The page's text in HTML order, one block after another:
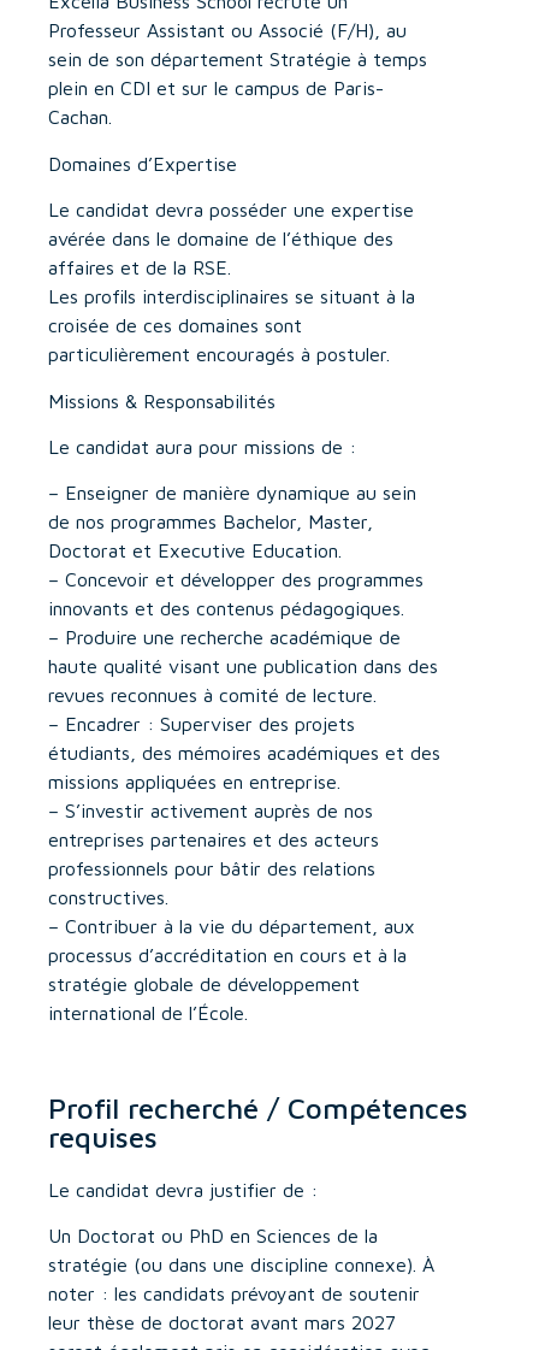
Professeur Assistant ou Associé (F/H), au
sein de son département Stratégie à temps
plein en CDI et sur le campus de Paris-
Cachan.
Domaines d’Expertise
Le candidat devra posséder une expertise
avérée dans le domaine de l’éthique des
affaires et de la RSE.
Les profils interdisciplinaires se situant à la
croisée de ces domaines sont
particulièrement encouragés à postuler.
Missions & Responsabilités
Le candidat aura pour missions de :
– Enseigner de manière dynamique au sein
de nos programmes Bachelor, Master,
Doctorat et Executive Education.
– Concevoir et développer des programmes
innovants et des contenus pédagogiques.
– Produire une recherche académique de
haute qualité visant une publication dans des
revues reconnues à comité de lecture.
– Encadrer : Superviser des projets
étudiants, des mémoires académiques et des
missions appliquées en entreprise.
– S’investir activement auprès de nos
entreprises partenaires et des acteurs
professionnels pour bâtir des relations
constructives.
– Contribuer à la vie du département, aux
processus d’accréditation en cours et à la
stratégie globale de développement
international de l’École.
Profil recherché / Compétences
requises
Le candidat devra justifier de :
Un Doctorat ou PhD en Sciences de la
stratégie (ou dans une discipline connexe). À
noter : les candidats prévoyant de soutenir
leur thèse de doctorat avant mars 2027